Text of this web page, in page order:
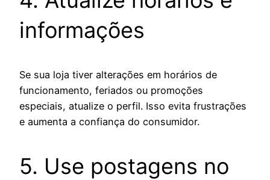
informações
Se sua loja tiver alterações em horários de
funcionamento, feriados ou promoções
especiais, atualize o perfil. Isso evita frustrações
e aumenta a confiança do consumidor.
5. Use postagens no